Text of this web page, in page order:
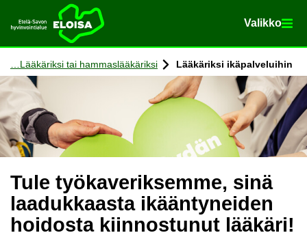
Etusi­vu Va­lik­ko
Va­lik­ko
Siir­ry si­säl­töön
Lää­kä­rik­si tai ham­mas­lää­kä­rik­si Lää­kä­rik­si ikä­pal­ve­lui­hin
Tule työ­ka­ve­rik­sem­me, sinä
laa­duk­kaas­ta ikään­ty­nei­den
hoi­dos­ta kiin­nos­tu­nut lää­kä­ri!